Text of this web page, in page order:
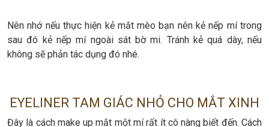
Nên nhớ nếu thực hiện kẻ mắt mèo bạn nên kẻ nếp mí trong
sau đó kẻ nếp mí ngoài sát bờ mi. Tránh kẻ quá dày, nếu
không sẽ phản tác dụng đó nhé.
EYELINER TAM GIÁC NHỎ CHO MẮT XINH
Đây là cách make up mắt một mí rất ít cô nàng biết đến. Cách